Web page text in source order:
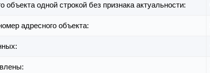
объекта одной строкой без признака актуальности:
адресного объекта: